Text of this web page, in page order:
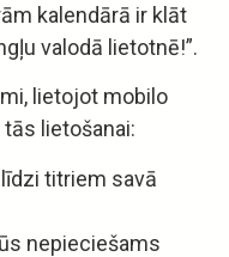
kalendārā ir klāt
valodā lietotnē!”.
lietojot mobilo
tās lietošanai:
titriem savā
nepieciešams